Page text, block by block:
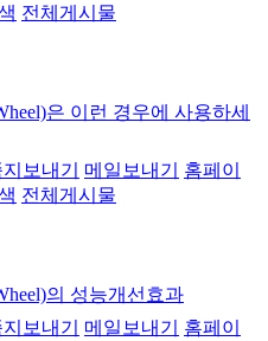
전체게시물
은 이런 경우에 사용하세
보내기 메일보내기
홈페이
전체게시물
의 성능개선효과
보내기 메일보내기
홈페이